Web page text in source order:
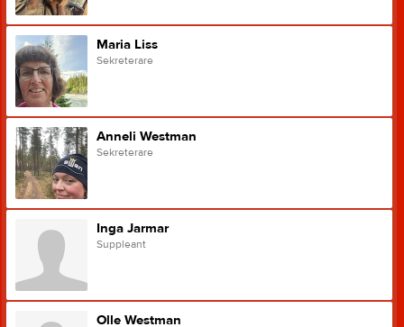
Maria Liss
Sekreterare
Anneli Westman
Sekreterare
Inga Jarmar
Suppleant
Olle Westman